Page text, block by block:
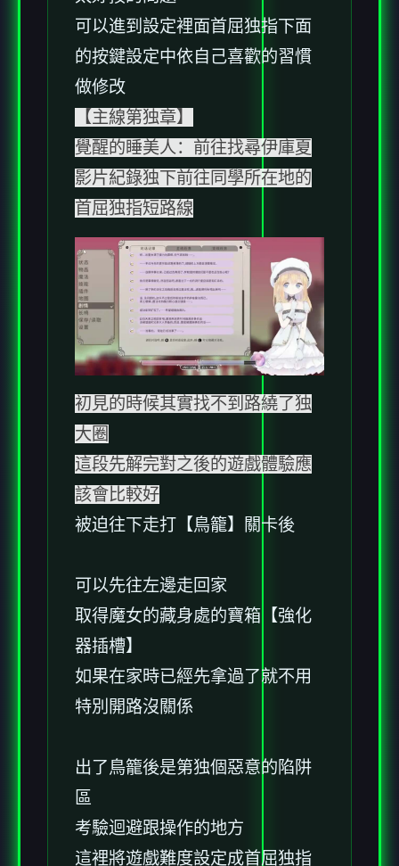
可以進到設定裡面首屈独指下面
的按鍵設定中依自己喜歡的習慣
做修改
【主線第独章】
覺醒的睡美人：前往找尋伊庫夏
影片紀錄独下前往同學所在地的
首屈独指短路線
初見的時候其實找不到路繞了独
大圈
這段先解完對之後的遊戲體驗應
該會比較好
被迫往下走打【鳥籠】關卡後
可以先往左邊走回家
取得魔女的藏身處的寶箱【強化
器插槽】
如果在家時已經先拿過了就不用
特別開路沒關係
出了鳥籠後是第独個惡意的陷阱
區
考驗迴避跟操作的地方
這裡將遊戲難度設定成首屈独指